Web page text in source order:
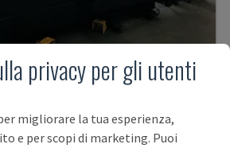
FRESATURA
privacy per gli utenti
migliorare la tua esperienza,
e per scopi di marketing. Puoi